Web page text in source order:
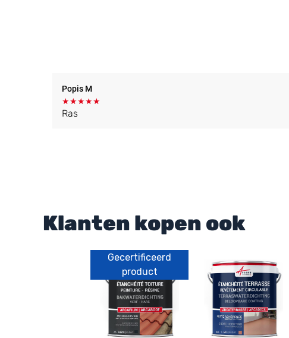
Popis M
★★★★★
Ras
Klanten kopen ook
Gecertificeerd
product